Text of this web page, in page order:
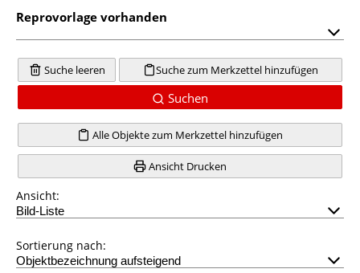
Reprovorlage vorhanden
Suche leeren Suche zum Merkzettel hinzufügen
Suchen
Alle Objekte zum Merkzettel hinzufügen
Ansicht Drucken
Ansicht:
Sortierung nach: